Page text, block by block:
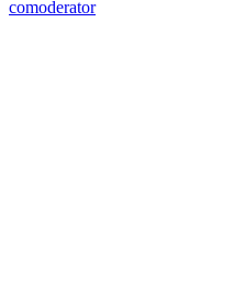
comoderator